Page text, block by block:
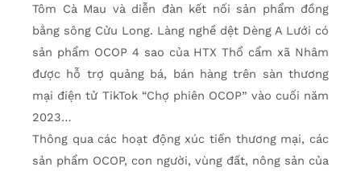
Tôm Cà Mau và diễn đàn kết nối sản phẩm đồng
bằng sông Cửu Long. Làng nghề dệt Dèng A Lưới có
sản phẩm OCOP 4 sao của HTX Thổ cẩm xã Nhâm
được hỗ trợ quảng bá, bán hàng trên sàn thương
mại điện tử TikTok “Chợ phiên OCOP” vào cuối năm
2023…
Thông qua các hoạt động xúc tiến thương mại, các
sản phẩm OCOP, con người, vùng đất, nông sản của